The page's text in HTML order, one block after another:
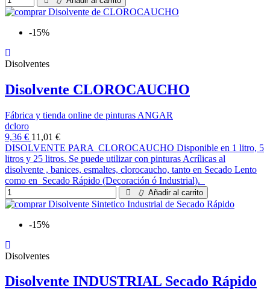
-15%
Disolventes
Disolvente CLOROCAUCHO
Fábrica y tienda online de pinturas ANGAR
dcloro
9,36 € 11,01 €
DISOLVENTE PARA CLOROCAUCHO Disponible en 1 litro, 5
litros y 25 litros. Se puede utilizar con pinturas Acrílicas al
disolvente , banices, esmaltes, clorocaucho, tanto en Secado Lento
como en Secado Rápido (Decoración ó Industrial).
Añadir al carrito
-15%
Disolventes
Disolvente INDUSTRIAL Secado Rápido